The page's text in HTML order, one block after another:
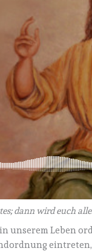
dann wird euch
unserem Leben